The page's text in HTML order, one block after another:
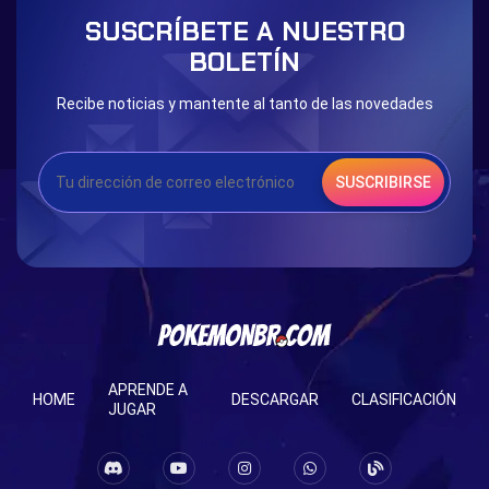
Eternal Dark Quest Door 999
SUSCRÍBETE A NUESTRO
BOLETÍN
Recibe noticias y mantente al tanto de las novedades
SUSCRIBIRSE
HOME
APRENDE A
JUGAR
DESCARGAR CLASIFICACIÓN